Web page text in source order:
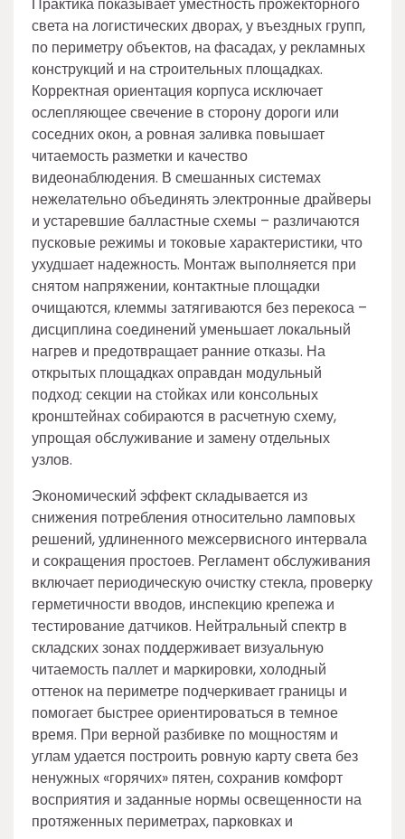
света на логистических дворах, у въездных групп,
по периметру объектов, на фасадах, у рекламных
конструкций и на строительных площадках.
Корректная ориентация корпуса исключает
ослепляющее свечение в сторону дороги или
соседних окон, а ровная заливка повышает
читаемость разметки и качество
видеонаблюдения. В смешанных системах
нежелательно объединять электронные драйверы
и устаревшие балластные схемы – различаются
пусковые режимы и токовые характеристики, что
ухудшает надежность. Монтаж выполняется при
снятом напряжении, контактные площадки
очищаются, клеммы затягиваются без перекоса –
дисциплина соединений уменьшает локальный
нагрев и предотвращает ранние отказы. На
открытых площадках оправдан модульный
подход: секции на стойках или консольных
кронштейнах собираются в расчетную схему,
упрощая обслуживание и замену отдельных
узлов.
Экономический эффект складывается из
снижения потребления относительно ламповых
решений, удлиненного межсервисного интервала
и сокращения простоев. Регламент обслуживания
включает периодическую очистку стекла, проверку
герметичности вводов, инспекцию крепежа и
тестирование датчиков. Нейтральный спектр в
складских зонах поддерживает визуальную
читаемость паллет и маркировки, холодный
оттенок на периметре подчеркивает границы и
помогает быстрее ориентироваться в темное
время. При верной разбивке по мощностям и
углам удается построить ровную карту света без
ненужных «горячих» пятен, сохранив комфорт
восприятия и заданные нормы освещенности на
протяженных периметрах, парковках и